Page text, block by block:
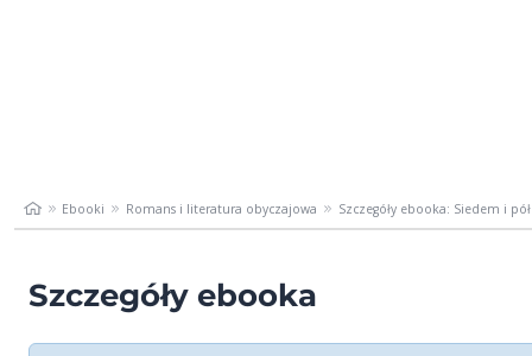
Ebooki Romans i literatura obyczajowa Szczegóły ebooka: Siedem i
Szczegóły ebooka